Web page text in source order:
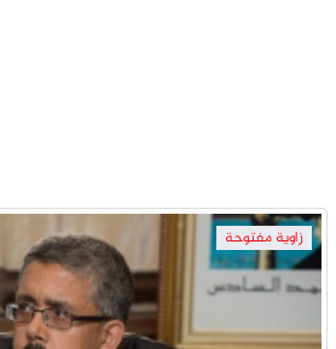
زاوية مفتوحة